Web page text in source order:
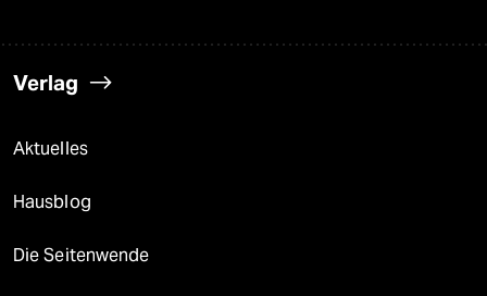
Verlag
Aktuelles
Hausblog
Die Seitenwende